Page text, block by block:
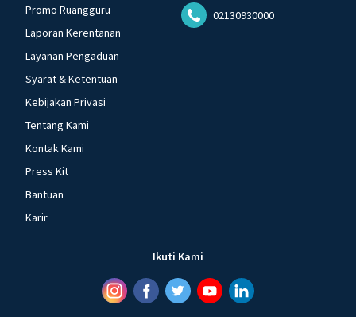
Promo Ruangguru
Laporan Kerentanan
Layanan Pengaduan
Syarat & Ketentuan
Kebijakan Privasi
Tentang Kami
Kontak Kami
Press Kit
Bantuan
Karir
02130930000
Ikuti Kami